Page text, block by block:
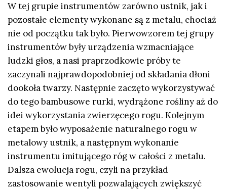
W tej grupie instrumentów zarówno ustnik, jak i
pozostałe elementy wykonane są z metalu, chociaż
nie od początku tak było. Pierwowzorem tej grupy
instrumentów były urządzenia wzmacniające
ludzki głos, a nasi praprzodkowie próby te
zaczynali najprawdopodobniej od składania dłoni
dookoła twarzy. Następnie zaczęto wykorzystywać
do tego bambusowe rurki, wydrążone rośliny aż do
idei wykorzystania zwierzęcego rogu. Kolejnym
etapem było wyposażenie naturalnego rogu w
metalowy ustnik, a następnym wykonanie
instrumentu imitującego róg w całości z metalu.
Dalsza ewolucja rogu, czyli na przykład
zastosowanie wentyli pozwalających zwiększyć